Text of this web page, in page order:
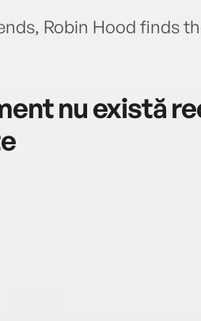
Robin Hood finds
nu există